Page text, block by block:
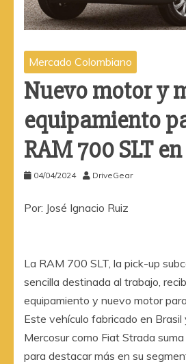
Mercado Colombiano
Nuevo motor y
equipamiento
RAM 700 SLT
04/04/2024 DriveGear
Por: José Ignacio Ruiz
La RAM 700 SLT, la pick-up
sencilla destinada al trabajo,
equipamiento y nuevo motor
Este vehículo fabricado en Brasil
Mercosur como Fiat Strada
para destacar más en su